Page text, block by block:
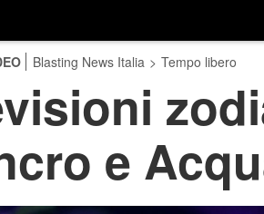
Blasting News Italia > Tempo libero
e